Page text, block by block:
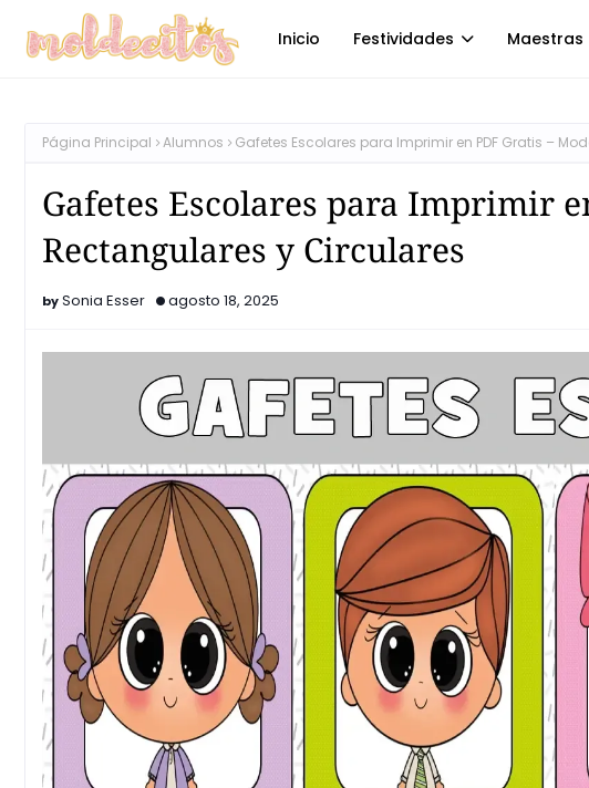
Inicio Festividades Maestras
Página Principal Alumnos Gafetes Escolares para Imprimir en PDF Gratis –
Gafetes Escolares para Imprimir
Rectangulares y Circulares
Sonia Esser agosto 18, 2025